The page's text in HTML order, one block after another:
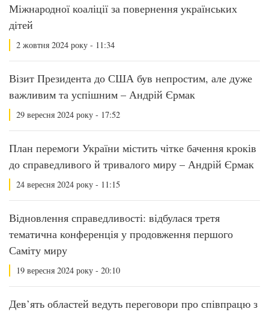
Міжнародної коаліції за повернення українських
дітей
2 жовтня 2024 року - 11:34
Візит Президента до США був непростим, але дуже
важливим та успішним – Андрій Єрмак
29 вересня 2024 року - 17:52
План перемоги України містить чітке бачення кроків
до справедливого й тривалого миру – Андрій Єрмак
24 вересня 2024 року - 11:15
Відновлення справедливості: відбулася третя
тематична конференція у продовження першого
Саміту миру
19 вересня 2024 року - 20:10
Дев’ять областей ведуть переговори про співпрацю з